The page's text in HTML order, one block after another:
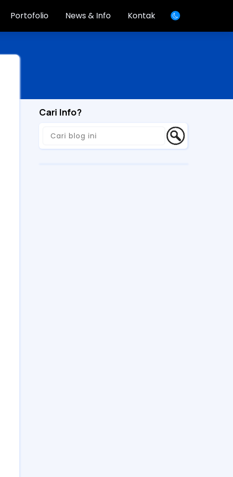
Portofolio News & Info Kontak
Cari Info?